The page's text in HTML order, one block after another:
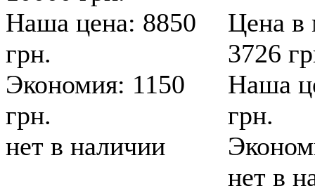
Наша цена: 8850
грн.
Экономия: 1150
грн.
нет в наличии
Цена в
3726
Наша
грн.
нет в